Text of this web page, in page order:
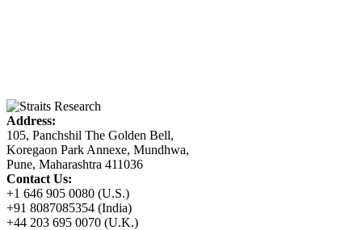
Address:
105, Panchshil The Golden Bell,
Koregaon Park Annexe, Mundhwa,
Pune, Maharashtra 411036
Contact Us:
+1 646 905 0080 (U.S.)
+91 8087085354 (India)
+44 203 695 0070 (U.K.)